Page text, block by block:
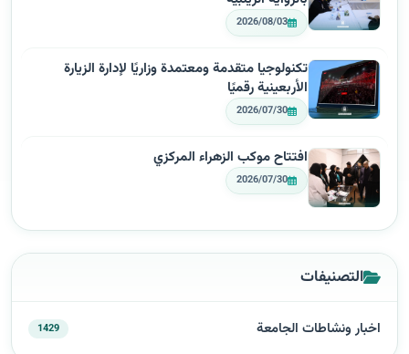
2026/08/03
تكنولوجيا متقدمة ومعتمدة وزاريًا لإدارة الزيارة
الأربعينية رقميًا
2026/07/30
افتتاح موكب الزهراء المركزي
2026/07/30
التصنيفات
اخبار ونشاطات الجامعة 1429